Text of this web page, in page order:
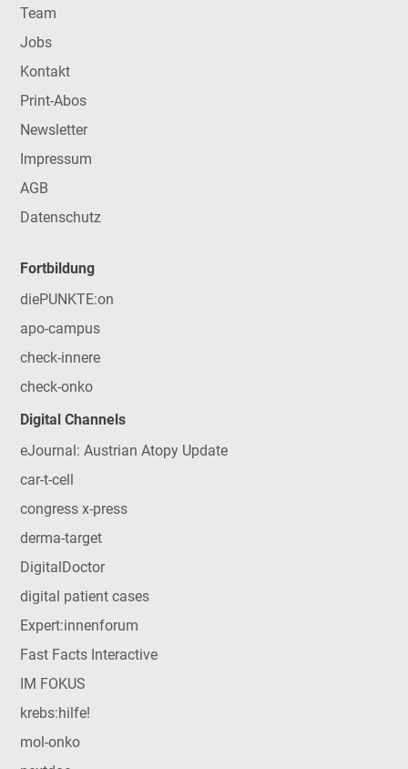
Team
Jobs
Kontakt
Print-Abos
Newsletter
Impressum
AGB
Datenschutz
Fortbildung
diePUNKTE:on
apo-campus
check-innere
check-onko
Digital Channels
eJournal: Austrian Atopy Update
car-t-cell
congress x-press
derma-target
DigitalDoctor
digital patient cases
Expert:innenforum
Fast Facts Interactive
IM FOKUS
krebs:hilfe!
mol-onko